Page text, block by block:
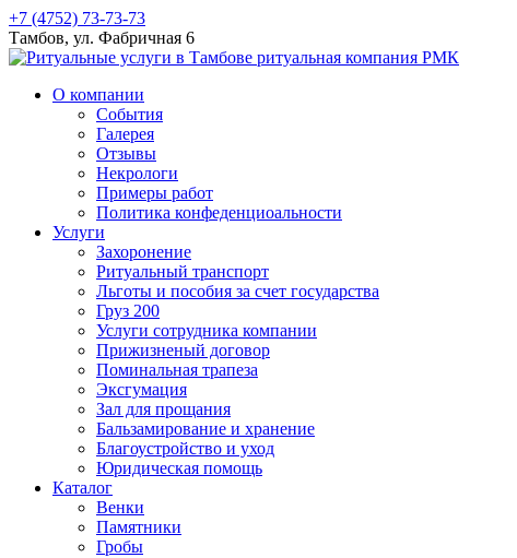
+7 (4752) 73-73-73
Тамбов, ул. Фабричная 6
О компании
События
Галерея
Отзывы
Некрологи
Примеры работ
Политика конфеденциоальности
Услуги
Захоронение
Ритуальный транспорт
Льготы и пособия за счет государства
Груз 200
Услуги сотрудника компании
Прижизненый договор
Поминальная трапеза
Эксгумация
Зал для прощания
Бальзамирование и хранение
Благоустройство и уход
Юридическая помощь
Каталог
Венки
Памятники
Гробы